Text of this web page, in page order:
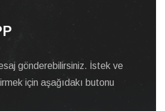
gönderebilirsiniz. İstek ve
için aşağıdakı butonu